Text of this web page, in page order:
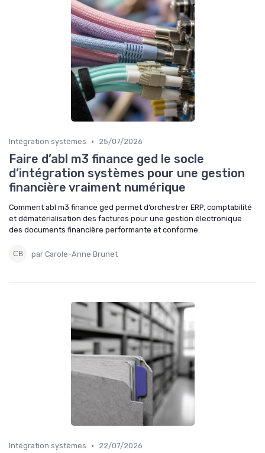
Intégration systèmes • 25/07/2026
Faire d’abl m3 finance ged le socle
d’intégration systèmes pour une gestion
financière vraiment numérique
Comment abl m3 finance ged permet d’orchestrer ERP, comptabilité
et dématérialisation des factures pour une gestion électronique
des documents financière performante et conforme.
par Carole-Anne Brunet
Intégration systèmes • 22/07/2026